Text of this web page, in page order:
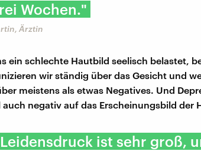
Wochen."
Ärztin
ein schlechte Hautbild seelisch belastet,
wir ständig über das Gesicht und
meistens als etwas Negatives. Und
auch negativ auf das Erscheinungsbild der
ist sehr groß,